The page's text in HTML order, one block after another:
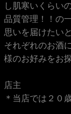
し肌寒いくらい
品質管理！！の
思いを届けたい
それぞれのお酒
様のお好みをお
店主
＊当店では２０